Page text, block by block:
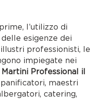
l’utilizzo di
esigenze dei
professionisti, le
impiegate nei
Martini Professional il
maestri
catering,